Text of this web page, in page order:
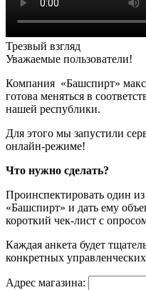
Трезвый взгляд
Уважаемые пользователи!
Компания «Башспирт»
готова меняться в
нашей республики.
Для этого мы запустили
онлайн-режиме!
Что нужно сделать?
Проинспектировать один
«Башспирт» и дать ему
короткий чек-лист с
Каждая анкета будет
конкретных
Адрес магазина: